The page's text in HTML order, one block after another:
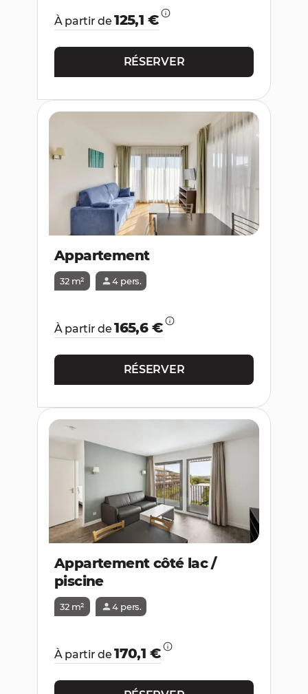
À partir de125,1 €
RÉSERVER
Appartement
32 m² 4 pers.
À partir de165,6 €
RÉSERVER
Appartement côté lac /
piscine
32 m² 4 pers.
À partir de170,1 €